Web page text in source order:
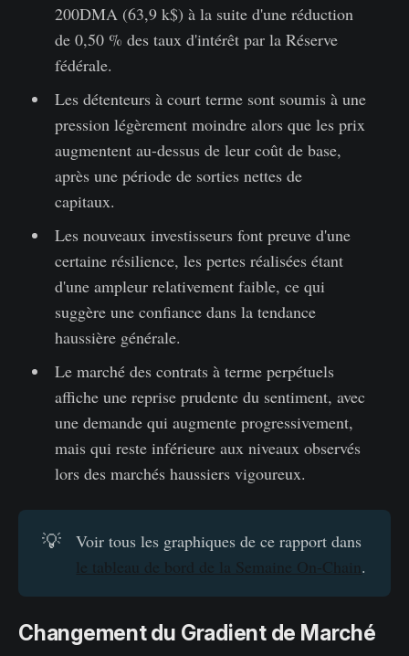
200DMA (63,9 k$) à la suite d'une réduction
de 0,50 % des taux d'intérêt par la Réserve
fédérale.
Les détenteurs à court terme sont soumis à une
pression légèrement moindre alors que les prix
augmentent au-dessus de leur coût de base,
après une période de sorties nettes de
capitaux.
Les nouveaux investisseurs font preuve d'une
certaine résilience, les pertes réalisées étant
d'une ampleur relativement faible, ce qui
suggère une confiance dans la tendance
haussière générale.
Le marché des contrats à terme perpétuels
affiche une reprise prudente du sentiment, avec
une demande qui augmente progressivement,
mais qui reste inférieure aux niveaux observés
lors des marchés haussiers vigoureux.
💡
Voir tous les graphiques de ce rapport dans
le tableau de bord de la Semaine On-Chain.
Changement du Gradient de Marché